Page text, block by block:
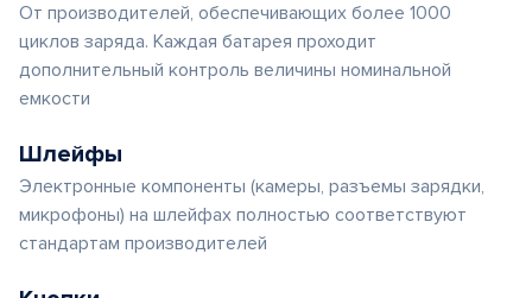
От производителей, обеспечивающих более 1000
циклов заряда. Каждая батарея проходит
дополнительный контроль величины номинальной
емкости
Шлейфы
Электронные компоненты (камеры, разъемы зарядки,
микрофоны) на шлейфах полностью соответствуют
стандартам производителей